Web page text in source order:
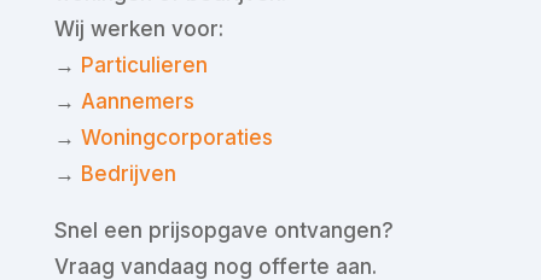
Wij werken voor:
→ Particulieren
→ Aannemers
→ Woningcorporaties
→ Bedrijven
Snel een prijsopgave ontvangen?
Vraag vandaag nog offerte aan.